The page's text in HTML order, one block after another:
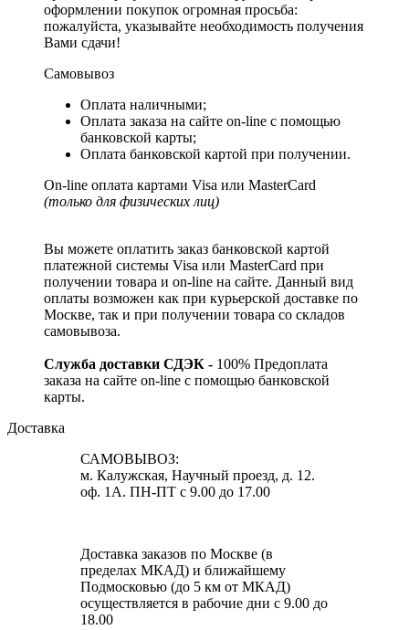
оформлении покупок огромная просьба:
пожалуйста, указывайте необходимость получения
Вами сдачи!
Самовывоз
Оплата наличными;
Оплата заказа на сайте on-line с помощью
банковской карты;
Оплата банковской картой при получении.
On-line оплата картами Visa или MasterCard
(только для физических лиц)
Вы можете оплатить заказ банковской картой
платежной системы Visa или MasterCard при
получении товара и on-line на сайте. Данный вид
оплаты возможен как при курьерской доставке по
Москве, так и при получении товара со складов
самовывоза.
Служба доставки СДЭК - 100% Предоплата
заказа на сайте on-line с помощью банковской
карты.
Доставка
САМОВЫВОЗ:
м. Калужская, Научный проезд, д. 12.
оф. 1А. ПН-ПТ с 9.00 до 17.00
Доставка заказов по Москве (в
пределах МКАД) и ближайшему
Подмосковью (до 5 км от МКАД)
осуществляется в рабочие дни с 9.00 до
18.00